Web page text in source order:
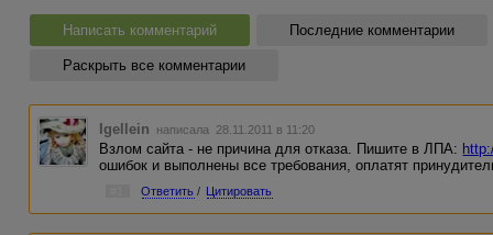
Написать комментарий Последние комментарии
Раскрыть все комментарии
Igellein написала 28.11.2011 в 11:20
Взлом сайта - не причина для отказа. Пишите в ЛПА:
ошибок и выполнены все требования, оплатят
Ответить / Цитировать